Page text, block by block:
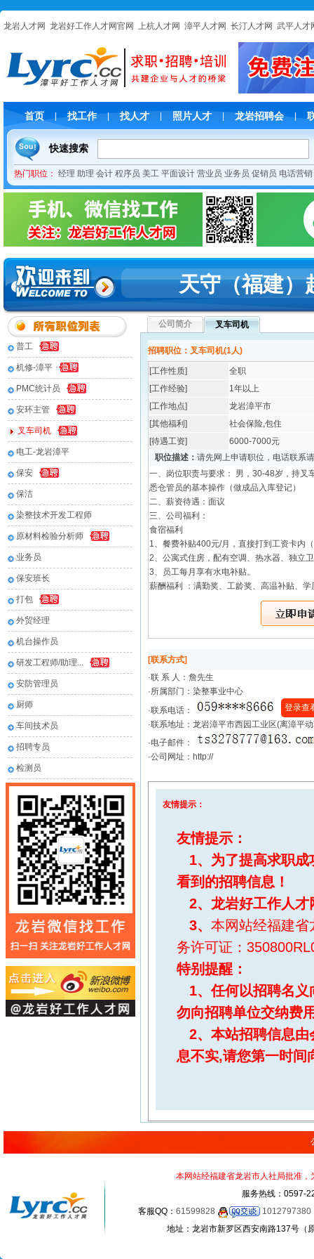
龙岩人才网 龙岩好工作人才网官网 上杭人才网 漳平人才网 长汀人才网 武平人才
首页 找工作 | 找人才 照片人才 龙岩招聘会 |
快速搜索
热门职位： 经理 助理 会计 程序员 美工 平面设计 营业员 业务员 促销员 电话营销
天守（福建）
普工
机修-漳平
PMC统计员
安环主管
叉车司机
电工-龙岩漳平
保安
保洁
染整技术开发工程师
原材料检验分析师
业务员
保安班长
打包
外贸经理
机台操作员
研发工程师/助理...
安防管理员
厨师
车间技术员
招聘专员
检测员
公司简介 叉车司机
招聘职位：叉车司机(1人)
[工作性质]
全职
[工作经验]
1年以上
[工作地点]
龙岩漳平市
[其他福利]
社会保险,包住
[待遇工资]
6000-7000元
职位描述： 请先网上申请职位，电话联系
一、岗位职责与要求： 男，30-48岁，持叉
悉仓管员的基本操作（做成品入库登记）
二、薪资待遇：面议
三、公司福利：
食宿福利
1、餐费补贴400元/月，直接打到工资卡内
2、公寓式住房，配有空调、热水器、独立
3、员工每月享有水电补贴。
薪酬福利 ：满勤奖、工龄奖、高温补贴、
[联系方式]
·联 系 人： 詹先生
·所属部门：染整事业中心
·联系电话：
登录查
·联系地址：龙岩漳平市西园工业区(离漳平
·电子邮件：
·公司网址：http://
友情提示：
友情提示：
1、为了提高求职成
看到的招聘信息！
2、 龙岩好工作人
3、 本网站经福建省
务许可证：
特别提醒 ：
1、任何以招聘名义
勿向招聘单位交纳费
2、本站招聘信息由
息不实,请您第一时间
本网站经福建省龙岩市人社局批准
服务热线：0597-
客服QQ： 61599828
1012797380
地址：龙岩市新罗区西安南路137号（